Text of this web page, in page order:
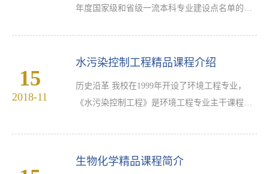
年度国家级和省级一流本科专业建设点名单的通
院“环境工程”专业今年获批，标志着我院一流本
流本科专业建设点建设为契机，继续加强和发挥
建设点在专业管理规范、专业改革成效、师资队
15
2018-11
水污染控制工程精品课程介绍
历史沿革 我校在1999年开设了环境工程专业，
《水污染控制工程》是环境工程专业主干课程之
生物化学精品课程简介